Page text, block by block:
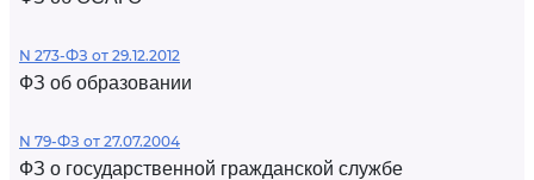
N 273-ФЗ от 29.12.2012
ФЗ об образовании
N 79-ФЗ от 27.07.2004
ФЗ о государственной гражданской службе